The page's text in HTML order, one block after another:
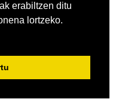
erabiltzen ditu
lortzeko.